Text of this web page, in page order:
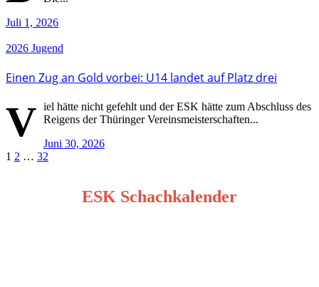
Juli 1, 2026
2026 Jugend
Einen Zug an Gold vorbei: U14 landet auf Platz drei
V iel hätte nicht gefehlt und der ESK hätte zum Abschluss des
Reigens der Thüringer Vereinsmeisterschaften...
Juni 30, 2026
Seitennummerierung
1 2 … 32
ESK Schachkalender